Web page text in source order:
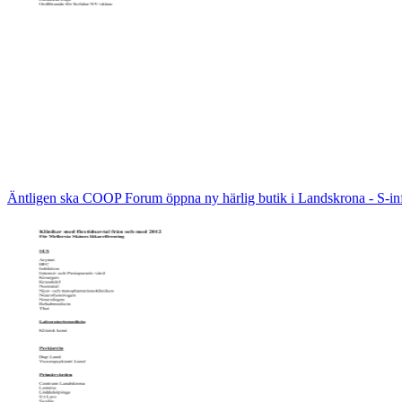
Äntligen ska COOP Forum öppna ny härlig butik i Landskrona - S-